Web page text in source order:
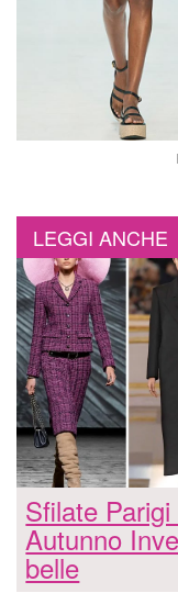
LEGGI ANCHE
Sfilate
Autunno
belle